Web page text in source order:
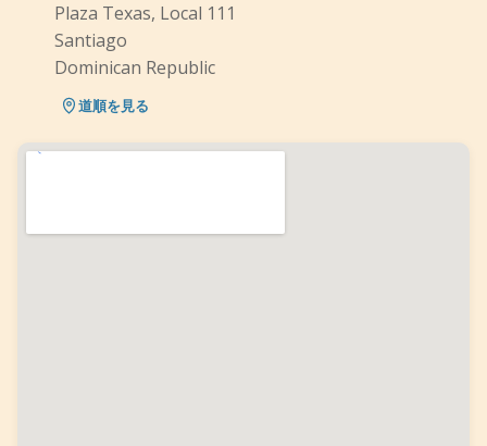
Plaza Texas, Local 111
Santiago
Dominican Republic
道順を見る